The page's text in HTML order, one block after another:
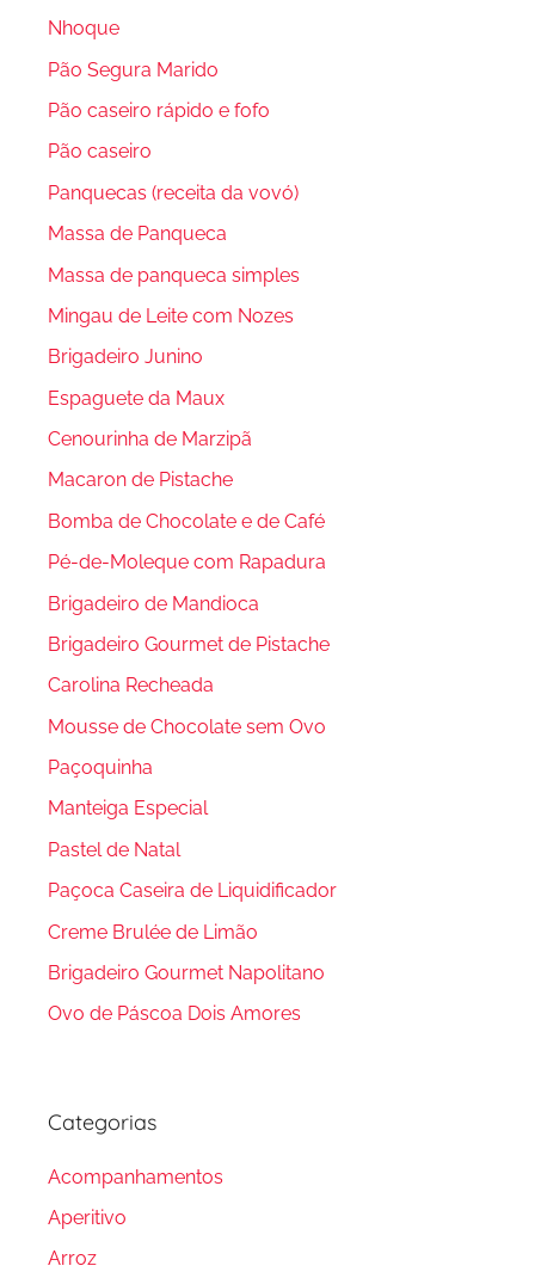
Nhoque
Pão Segura Marido
Pão caseiro rápido e fofo
Pão caseiro
Panquecas (receita da vovó)
Massa de Panqueca
Massa de panqueca simples
Mingau de Leite com Nozes
Brigadeiro Junino
Espaguete da Maux
Cenourinha de Marzipã
Macaron de Pistache
Bomba de Chocolate e de Café
Pé-de-Moleque com Rapadura
Brigadeiro de Mandioca
Brigadeiro Gourmet de Pistache
Carolina Recheada
Mousse de Chocolate sem Ovo
Paçoquinha
Manteiga Especial
Pastel de Natal
Paçoca Caseira de Liquidificador
Creme Brulée de Limão
Brigadeiro Gourmet Napolitano
Ovo de Páscoa Dois Amores
Categorias
Acompanhamentos
Aperitivo
Arroz